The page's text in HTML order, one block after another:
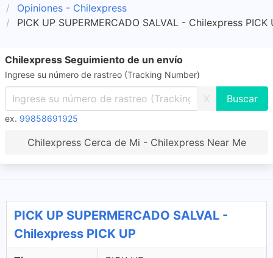
Opiniones - Chilexpress
PICK UP SUPERMERCADO SALVAL - Chilexpress PICK
Chilexpress Seguimiento de un envío
Ingrese su número de rastreo (Tracking Number)
X
ex. 99858691925
Chilexpress Cerca de Mi - Chilexpress Near Me
PICK UP SUPERMERCADO SALVAL -
Chilexpress PICK UP